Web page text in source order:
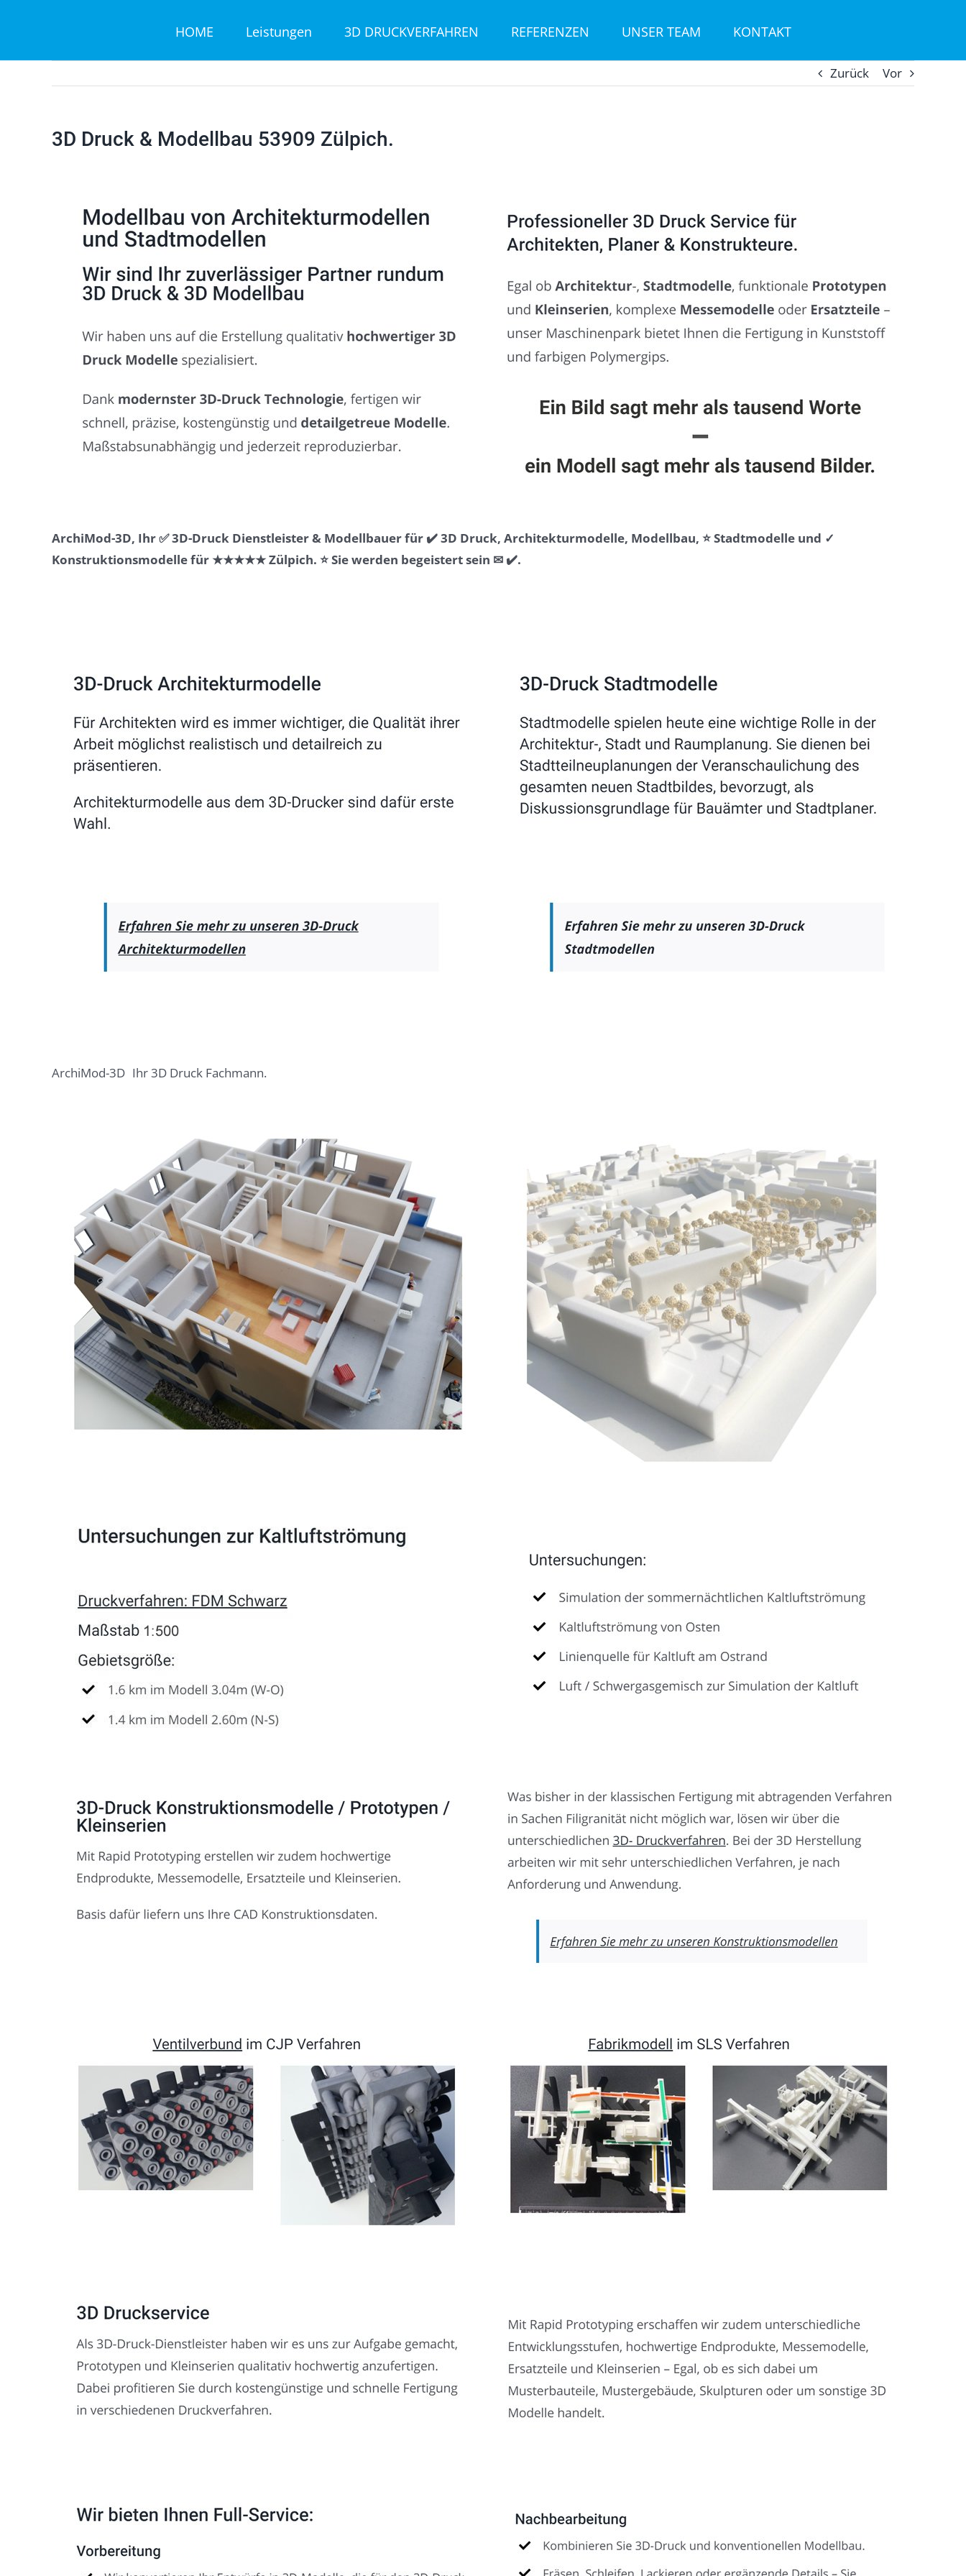
HOME Leistungen 3D DRUCKVERFAHREN REFERENZEN UNSER TEAM KONTAKT
Zurück Vor
3D Druck & Modellbau 53909 Zülpich.
ArchiMod-3D, Ihr ✅ 3D-Druck Dienstleister & Modellbauer für ✔️ 3D Druck, Architekturmodelle, Modellbau, ⭐ Stadtmodelle und ✓
Konstruktionsmodelle für ★★★★★ Zülpich. ⭐ Sie werden begeistert sein ✉ ✔️.
ArchiMod-3D Ihr 3D Druck Fachmann.